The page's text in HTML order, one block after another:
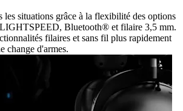
les situations grâce à la flexibilité des options
Bluetooth® et filaire 3,5 mm.
filaires et sans fil plus rapidement
change d'armes.